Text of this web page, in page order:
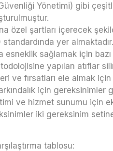
Yönetimi) gibi
özel şartları içerecek
yer almaktadır.
sağlamak için bazı
yapılan atıflar
ve fırsatları ele almak
için gereksinimler
ve hizmet sunumu için
iki gereksinim setine
tablosu: